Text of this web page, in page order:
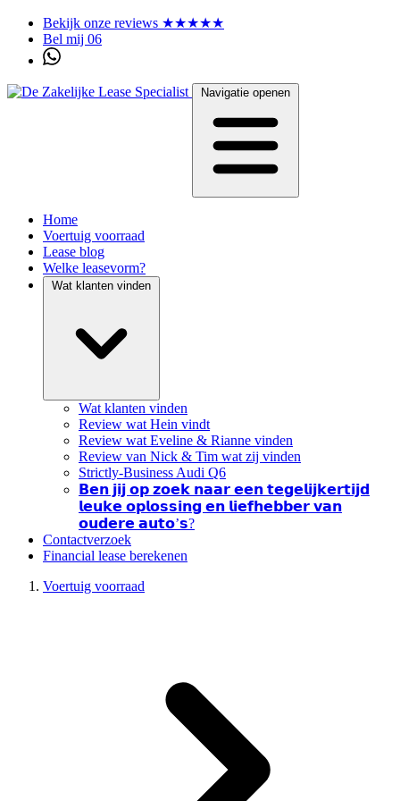
Bekijk onze reviews ★★★★★
Bel mij 06
Navigatie openen
Home
Voertuig voorraad
Lease blog
Welke leasevorm?
Wat klanten vinden
Wat klanten vinden
Review wat Hein vindt
Review wat Eveline & Rianne vinden
Review van Nick & Tim wat zij vinden
Strictly-Business Audi Q6
𝗕𝗲𝗻 𝗷𝗶𝗷 𝗼𝗽 𝘇𝗼𝗲𝗸 𝗻𝗮𝗮𝗿 𝗲𝗲𝗻 𝘁𝗲𝗴𝗲𝗹𝗶𝗷𝗸𝗲𝗿𝘁𝗶𝗷𝗱
𝗹𝗲𝘂𝗸𝗲 𝗼𝗽𝗹𝗼𝘀𝘀𝗶𝗻𝗴 𝗲𝗻 𝗹𝗶𝗲𝗳𝗵𝗲𝗯𝗯𝗲𝗿 𝘃𝗮𝗻
𝗼𝘂𝗱𝗲𝗿𝗲 𝗮𝘂𝘁𝗼’𝘀?
Contactverzoek
Financial lease berekenen
Voertuig voorraad